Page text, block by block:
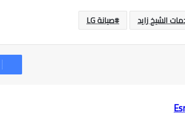
الشيخ زايد صيانة LG